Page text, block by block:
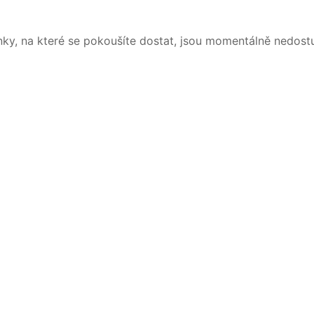
na které se pokoušíte dostat, jsou momentálně